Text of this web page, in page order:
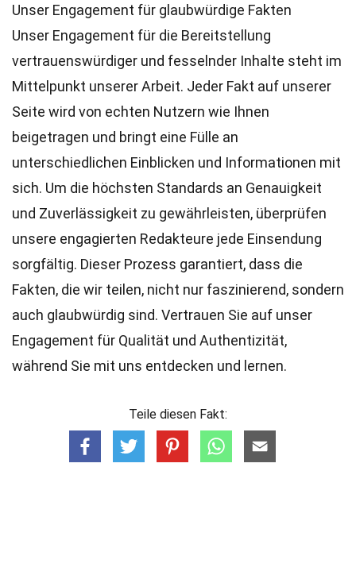
Unser Engagement für glaubwürdige Fakten
Unser Engagement für die Bereitstellung
vertrauenswürdiger und fesselnder Inhalte steht im
Mittelpunkt unserer Arbeit. Jeder Fakt auf unserer
Seite wird von echten Nutzern wie Ihnen
beigetragen und bringt eine Fülle an
unterschiedlichen Einblicken und Informationen mit
sich. Um die höchsten Standards an Genauigkeit
und Zuverlässigkeit zu gewährleisten, überprüfen
unsere engagierten Redakteure jede Einsendung
sorgfältig. Dieser Prozess garantiert, dass die
Fakten, die wir teilen, nicht nur faszinierend, sondern
auch glaubwürdig sind. Vertrauen Sie auf unser
Engagement für Qualität und Authentizität,
während Sie mit uns entdecken und lernen.
Teile diesen Fakt: